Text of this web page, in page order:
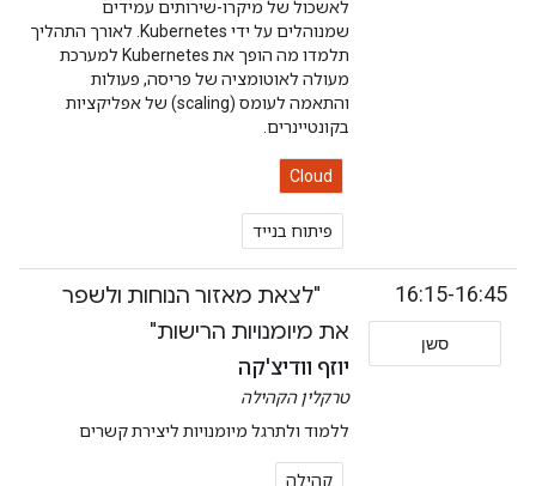
לאשכול של מיקרו-שירותים עמידים
שמנוהלים על ידי Kubernetes. לאורך התהליך
תלמדו מה הופך את Kubernetes למערכת
מעולה לאוטומציה של פריסה, פעולות
והתאמה לעומס (scaling) של אפליקציות
בקונטיינרים.
Cloud
פיתוח בנייד
16:15-16:45
סשן
"לצאת מאזור הנוחות ולשפר
את מיומנויות הרישות"
יוזף וודיצ'קה
טרקלין הקהילה
ללמוד ולתרגל מיומנויות ליצירת קשרים
קהילה